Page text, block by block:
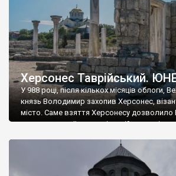
Херсонес Таврійський.
У 988 році, після кількох місяців облоги,
князь Володимир захопив Херсонес,
місто. Саме взяття Херсонесу
диктувати свої умови візантійському
Херсонесі Володимир-язичник, став
А потім було Хрещення Русі. На честь